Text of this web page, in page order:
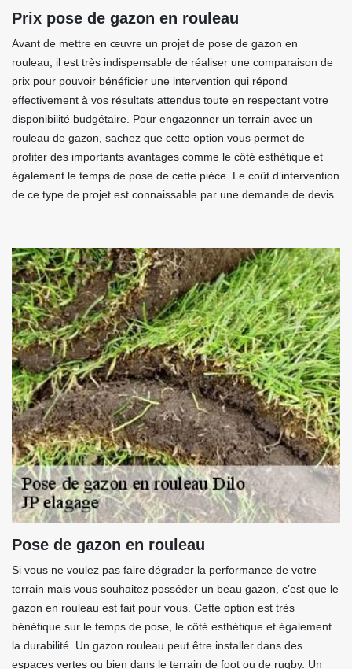
Prix pose de gazon en rouleau
Avant de mettre en œuvre un projet de pose de gazon en
rouleau, il est très indispensable de réaliser une comparaison de
prix pour pouvoir bénéficier une intervention qui répond
effectivement à vos résultats attendus toute en respectant votre
disponibilité budgétaire. Pour engazonner un terrain avec un
rouleau de gazon, sachez que cette option vous permet de
profiter des importants avantages comme le côté esthétique et
également le temps de pose de cette pièce. Le coût d’intervention
de ce type de projet est connaissable par une demande de devis.
Pose de gazon en rouleau
Si vous ne voulez pas faire dégrader la performance de votre
terrain mais vous souhaitez posséder un beau gazon, c’est que le
gazon en rouleau est fait pour vous. Cette option est très
bénéfique sur le temps de pose, le côté esthétique et également
la durabilité. Un gazon rouleau peut être installer dans des
espaces vertes ou bien dans le terrain de foot ou de rugby. Un